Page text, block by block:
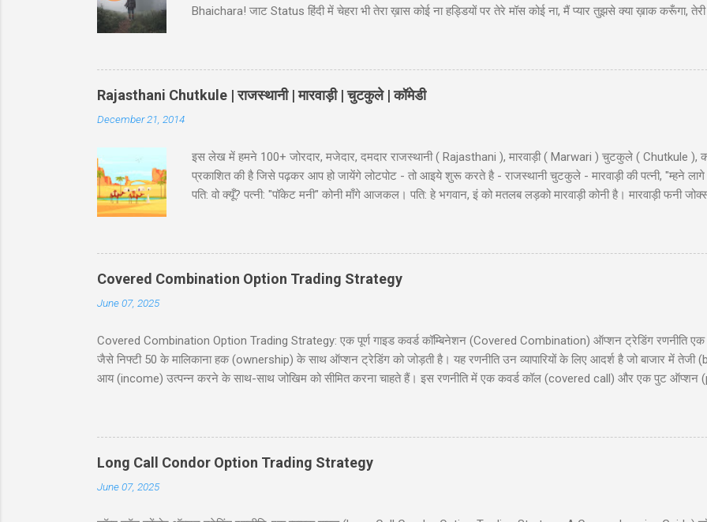
Bhaichara! जाट Status हिंदी में चेहरा भी तेरा ख़ास कोई ना हड्डियों पर तेरे मॉस कोई ना, मैं प्यार तुझसे क्या ख़ाक करूँगा,
Jaat Attitude Status अंदाज़ कुछ अलग सै हम जाटो...
Rajasthani Chutkule | राजस्थानी | मारवाड़ी | चुटकुले | कॉमेडी
December 21, 2014
इस लेख में हमने 100+ जोरदार, मजेदार, दमदार राजस्थानी ( Rajasthani ), मारवाड़ी ( Marwari ) चुटकुले ( Chutkule ),
प्रकाशित की है जिसे पढ़कर आप हो जायेंगे लोटपोट - तो आइये शुरू करते है - राजस्थानी चुटकुले - मारवाड़ी की पत्नी, "म्हने लागे
पति: वो क्यूँ? पत्नी: "पॉकेट मनी" कोनी माँगे आजकल। पति: हे भगवान, इं को मतलब लड़को मारवाड़ी कोनी है। मारवाड़ी फनी
फोटू भी तो छपसी राजस्थानी कॉमेडी - स्कूल के निरीक्षण के लिए कुछ अधिकारी दिल्ली से गाँव की छोटी स्कूल में पहुंचे और
‘सावधान’। कोई हिला तक नहीं। निरीक्षक : ‘विश्राम’। सब वैस...
Covered Combination Option Trading Strategy
June 07, 2025
Covered Combination Option Trading Strategy: एक पूर्ण गाइड कवर्ड कॉम्बिनेशन (Covered Combination) ऑप्शन ट्रेडिंग रणनीति एक
जैसे निफ्टी 50 के मालिकाना हक (ownership) के साथ ऑप्शन ट्रेडिंग को जोड़ती है। यह रणनीति उन व्यापारियों के लिए आदर्श है जो बाजार में तेजी
आय (income) उत्पन्न करने के साथ-साथ जोखिम को सीमित करना चाहते हैं। इस रणनीति में एक कवर्ड कॉल (covered call) और एक पुट ऑप्शन
करने में मदद करना है। सामग्री (Table of Contents) 1. परिचय (Introduction) 2. कवर्ड कॉम्बिनेशन क्या है? (What is Covered
Long Call Condor Option Trading Strategy
June 07, 2025